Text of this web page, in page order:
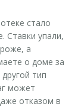
стало
Ставки упали,
а
о доме за
тип
может
отказом в